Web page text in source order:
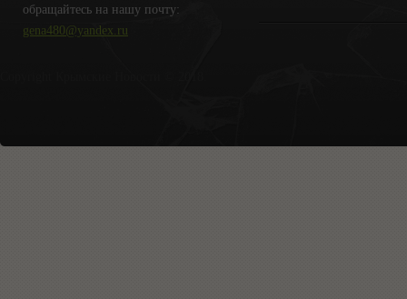
обращайтесь на нашу почту:
gena480@yandex.ru